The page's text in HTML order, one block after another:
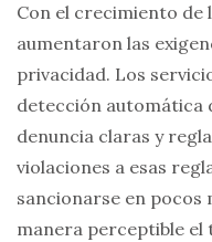
Con el crecimiento
aumentaron las
privacidad. Los
detección automática
denuncia claras y
violaciones a esas
sancionarse en pocos
manera perceptible el